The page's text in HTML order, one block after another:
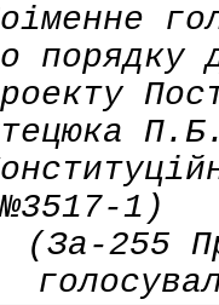
порядку
1)
(За-255